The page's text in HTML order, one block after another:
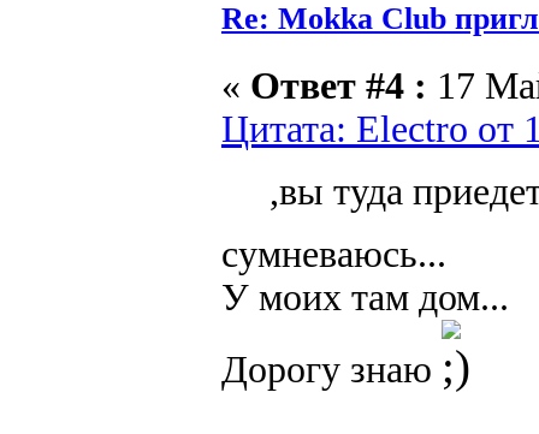
Re: Mokka Club
« Ответ #4 : 17
Цитата: Electro от
,вы туда
сумневаюсь...
У моих там дом...
Дорогу знаю